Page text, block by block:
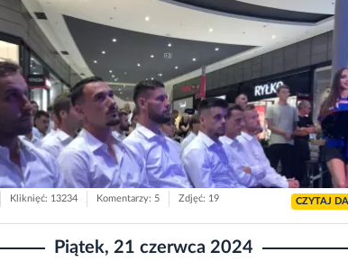
Kliknięć: 13234 Komentarzy: 5 Zdjęć: 19 CZYTAJ
Piątek, 21 czerwca 2024